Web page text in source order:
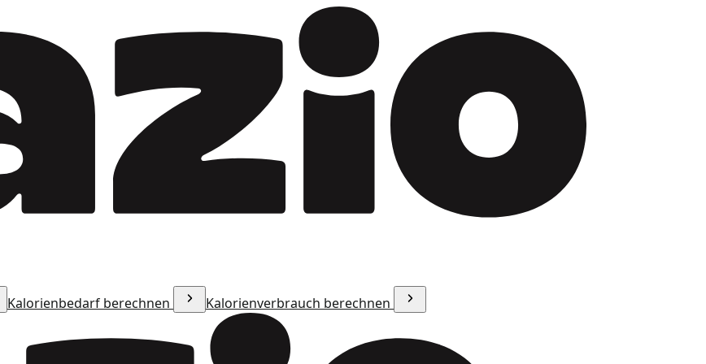
Kalorienbedarf berechnen Kalorienverbrauch berechnen